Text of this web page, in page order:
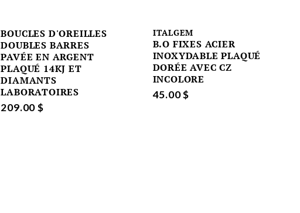
BOUCLES D'OREILLES
DOUBLES BARRES
PAVÉE EN ARGENT
PLAQUÉ 14KJ ET
DIAMANTS
LABORATOIRES
209.00 $
ITALGEM
B.O FIXES ACIER
INOXYDABLE PLAQUÉ
DORÉE AVEC CZ
INCOLORE
45.00 $